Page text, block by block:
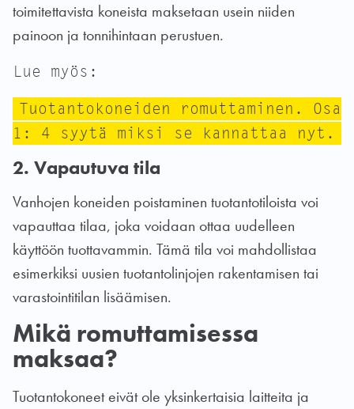
toimitettavista koneista maksetaan usein niiden
painoon ja tonnihintaan perustuen.
Lue myös:
Tuotantokoneiden romuttaminen. Osa
1: 4 syytä miksi se kannattaa nyt.
2. Vapautuva tila
Vanhojen koneiden poistaminen tuotantotiloista voi
vapauttaa tilaa, joka voidaan ottaa uudelleen
käyttöön tuottavammin. Tämä tila voi mahdollistaa
esimerkiksi uusien tuotantolinjojen rakentamisen tai
varastointitilan lisäämisen.
Mikä romuttamisessa
maksaa?
Tuotantokoneet eivät ole yksinkertaisia laitteita ja